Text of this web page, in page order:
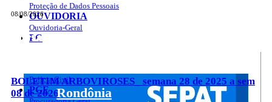
08/08/2026
Portal do Governo do
Rondônia
Proteção de Dados Pessoais
OUVIDORIA
Ouvidoria-Geral
PC
Polícia Civil
PGE
BOLETIM ARBOVIROSES_ semana 28 de 2025 a sem
08 de 2026